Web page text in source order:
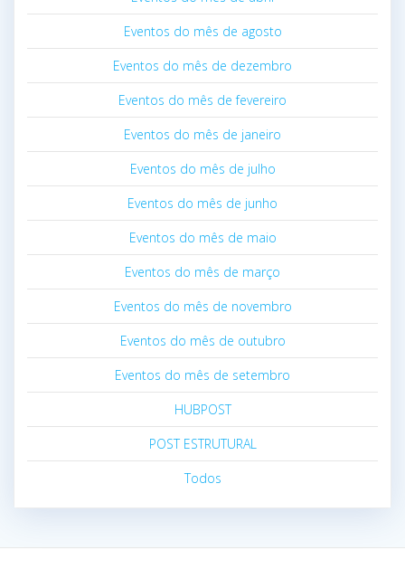
Eventos do mês de agosto
Eventos do mês de dezembro
Eventos do mês de fevereiro
Eventos do mês de janeiro
Eventos do mês de julho
Eventos do mês de junho
Eventos do mês de maio
Eventos do mês de março
Eventos do mês de novembro
Eventos do mês de outubro
Eventos do mês de setembro
HUBPOST
POST ESTRUTURAL
Todos